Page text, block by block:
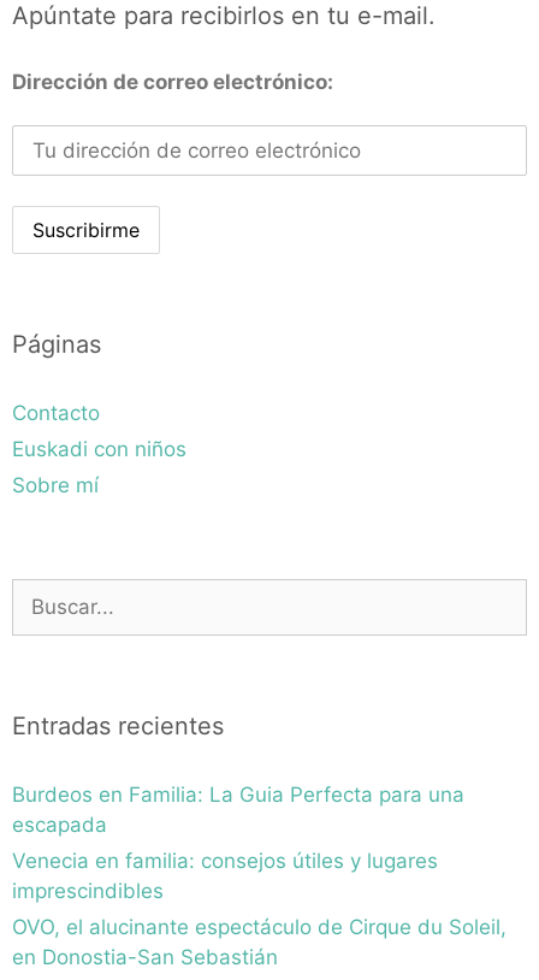
Apúntate para recibirlos en tu e-mail.
Dirección de correo electrónico:
Páginas
Contacto
Euskadi con niños
Sobre mí
Buscar:
Entradas recientes
Burdeos en Familia: La Guia Perfecta para una
escapada
Venecia en familia: consejos útiles y lugares
imprescindibles
OVO, el alucinante espectáculo de Cirque du Soleil,
en Donostia-San Sebastián